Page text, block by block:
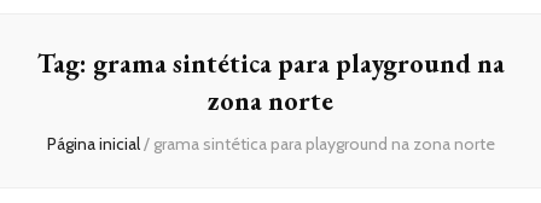
Tag: grama sintética para playground na
zona norte
Página inicial/ grama sintética para playground na zona norte